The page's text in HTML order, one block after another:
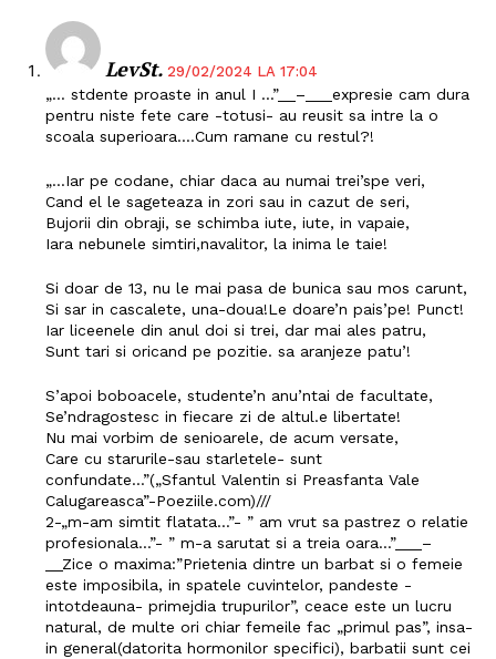
LevSt. 29/02/2024 LA 17:04
„… stdente proaste in anul I …”__–___expresie cam dura
pentru niste fete care -totusi- au reusit sa intre la o
scoala superioara….Cum ramane cu restul?!
„…Iar pe codane, chiar daca au numai trei’spe veri,
Cand el le sageteaza in zori sau in cazut de seri,
Bujorii din obraji, se schimba iute, iute, in vapaie,
Iara nebunele simtiri,navalitor, la inima le taie!
Si doar de 13, nu le mai pasa de bunica sau mos carunt,
Si sar in cascalete, una-doua!Le doare’n pais’pe! Punct!
Iar liceenele din anul doi si trei, dar mai ales patru,
Sunt tari si oricand pe pozitie. sa aranjeze patu’!
S’apoi boboacele, studente’n anu’ntai de facultate,
Se’ndragostesc in fiecare zi de altul.e libertate!
Nu mai vorbim de senioarele, de acum versate,
Care cu starurile-sau starletele- sunt
confundate…”(„Sfantul Valentin si Preasfanta Vale
Calugareasca”-Poeziile.com)///
2-„m-am simtit flatata…”- ” am vrut sa pastrez o relatie
profesionala…”- ” m-a sarutat si a treia oara…”___–
__Zice o maxima:”Prietenia dintre un barbat si o femeie
este imposibila, in spatele cuvintelor, pandeste -
intotdeauna- primejdia trupurilor”, ceace este un lucru
natural, de multe ori chiar femeile fac „primul pas”, insa-
in general(datorita hormonilor specifici), barbatii sunt cei